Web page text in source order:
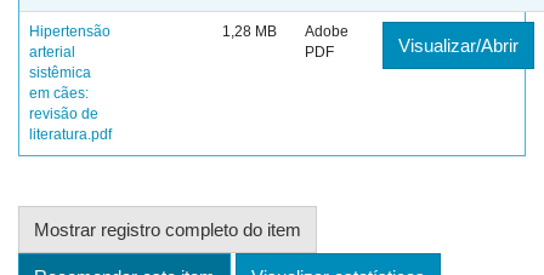
Hipertensão
arterial
sistêmica
em cães:
revisão de
literatura.pdf
1,28 MB
Adobe
PDF
Visualizar/Abrir
Mostrar registro completo do item